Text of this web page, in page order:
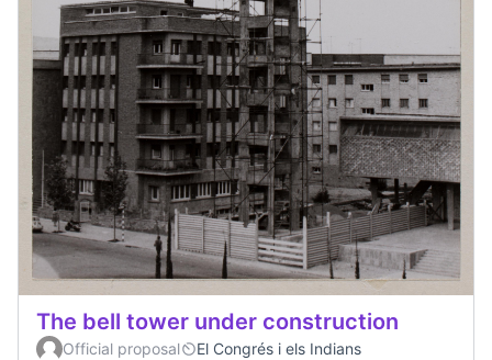
The bell tower under construction
Official proposal
El Congrés i els Indians